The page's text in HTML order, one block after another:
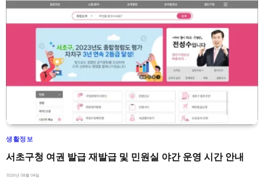
생활정보
서초구청 여권 발급 재발급 및 민원실 야간 운영 시간 안내
2026년 08월 04일